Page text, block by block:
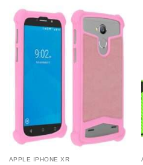
APPLE IPHONE XR